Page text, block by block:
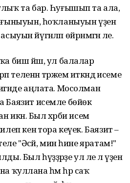
та бар. Һуғышып та ала,
һоҡланыуын үҙенә
йүгәнләп өйрәнмәгән әле.
биш йәш, ул балалар
теленән тәржемә иткәндә исеме
аңлата. Мосолман
исемле бөйөк
икән. Был хәрби исем
кенә тора кеүек. Баязит –
"Әсәй, мин һине яратам!"
Был һүҙҙәрҙе ул әле лә үҙенә
ҡуллана һәм һәр саҡ